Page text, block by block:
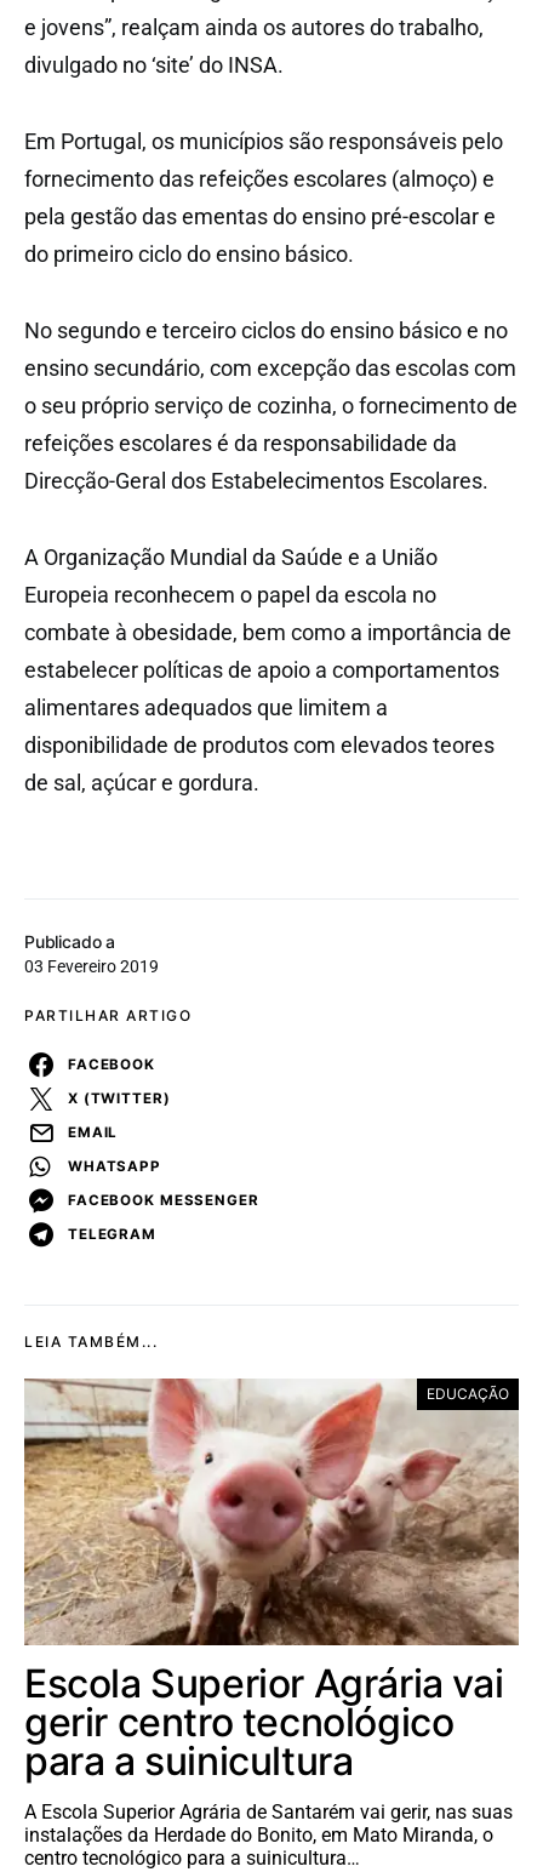
Publicado a
03 Fevereiro 2019
PARTILHAR ARTIGO
FACEBOOK
X (TWITTER)
EMAIL
WHATSAPP
FACEBOOK MESSENGER
TELEGRAM
e jovens”, realçam ainda os autores do trabalho,
divulgado no ‘site’ do INSA.
Em Portugal, os municípios são responsáveis pelo
fornecimento das refeições escolares (almoço) e
pela gestão das ementas do ensino pré-escolar e
do primeiro ciclo do ensino básico.
No segundo e terceiro ciclos do ensino básico e no
ensino secundário, com excepção das escolas com
o seu próprio serviço de cozinha, o fornecimento de
refeições escolares é da responsabilidade da
Direcção-Geral dos Estabelecimentos Escolares.
A Organização Mundial da Saúde e a União
Europeia reconhecem o papel da escola no
combate à obesidade, bem como a importância de
estabelecer políticas de apoio a comportamentos
alimentares adequados que limitem a
disponibilidade de produtos com elevados teores
de sal, açúcar e gordura.
LEIA TAMBÉM...
EDUCAÇÃO
Escola Superior Agrária vai
gerir centro tecnológico
para a suinicultura
A Escola Superior Agrária de Santarém vai gerir, nas suas
instalações da Herdade do Bonito, em Mato Miranda, o
centro tecnológico para a suinicultura…